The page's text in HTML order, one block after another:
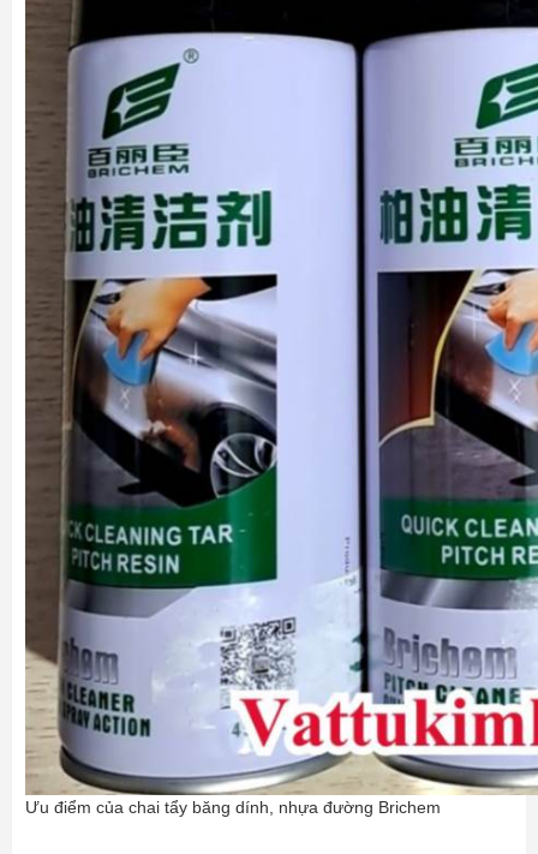
Ưu điểm của chai tẩy băng dính, nhựa đường Brichem